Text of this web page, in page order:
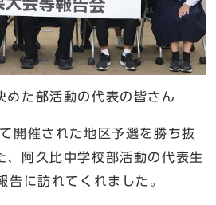
めた部活動の代表の皆さん
開催された地区予選を勝ち抜
、阿久比中学校部活動の代表生
に訪れてくれました。